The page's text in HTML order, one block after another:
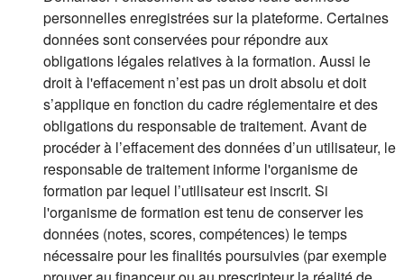
personnelles enregistrées sur la plateforme. Certaines
données sont conservées pour répondre aux
obligations légales relatives à la formation. Aussi le
droit à l'effacement n’est pas un droit absolu et doit
s’applique en fonction du cadre réglementaire et des
obligations du responsable de traitement. Avant de
procéder à l’effacement des données d’un utilisateur, le
responsable de traitement informe l'organisme de
formation par lequel l’utilisateur est inscrit. Si
l'organisme de formation est tenu de conserver les
données (notes, scores, compétences) le temps
nécessaire pour les finalités poursuivies (par exemple